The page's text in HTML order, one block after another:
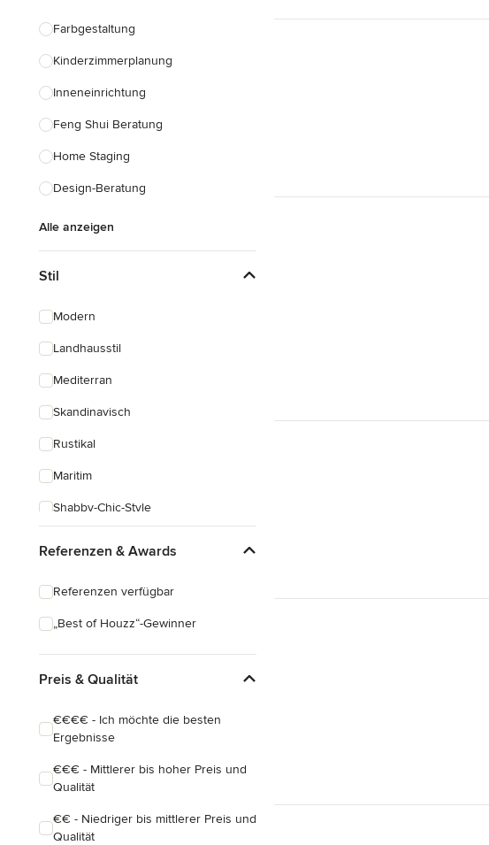
Einbauschränke
Farbgestaltung
Kinderzimmerplanung
Inneneinrichtung
Feng Shui Beratung
Home Staging
Design-Beratung
Alle anzeigen
Stil
Modern
Landhausstil
Mediterran
Skandinavisch
Rustikal
Maritim
Shabby-Chic-Style
Referenzen & Awards
Referenzen verfügbar
„Best of Houzz“-Gewinner
Preis & Qualität
€€€€ - Ich möchte die besten
Ergebnisse
€€€ - Mittlerer bis hoher Preis und
Qualität
€€ - Niedriger bis mittlerer Preis und
Qualität